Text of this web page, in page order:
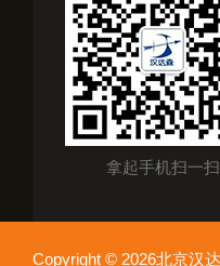
拿起手机扫一扫
Copyright © 2026北京汉